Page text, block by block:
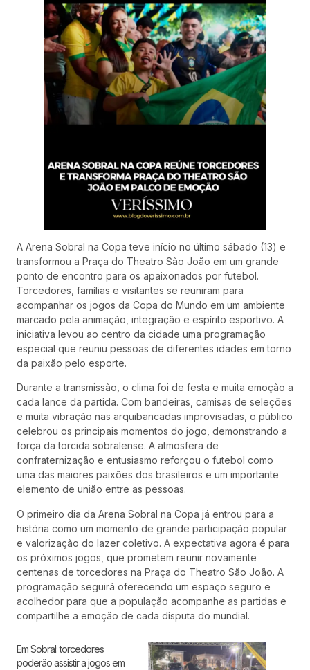
A Arena Sobral na Copa teve início no último sábado (13) e
transformou a Praça do Theatro São João em um grande
ponto de encontro para os apaixonados por futebol.
Torcedores, famílias e visitantes se reuniram para
acompanhar os jogos da Copa do Mundo em um ambiente
marcado pela animação, integração e espírito esportivo. A
iniciativa levou ao centro da cidade uma programação
especial que reuniu pessoas de diferentes idades em torno
da paixão pelo esporte.
Durante a transmissão, o clima foi de festa e muita emoção a
cada lance da partida. Com bandeiras, camisas de seleções
e muita vibração nas arquibancadas improvisadas, o público
celebrou os principais momentos do jogo, demonstrando a
força da torcida sobralense. A atmosfera de
confraternização e entusiasmo reforçou o futebol como
uma das maiores paixões dos brasileiros e um importante
elemento de união entre as pessoas.
O primeiro dia da Arena Sobral na Copa já entrou para a
história como um momento de grande participação popular
e valorização do lazer coletivo. A expectativa agora é para
os próximos jogos, que prometem reunir novamente
centenas de torcedores na Praça do Theatro São João. A
programação seguirá oferecendo um espaço seguro e
acolhedor para que a população acompanhe as partidas e
compartilhe a emoção de cada disputa do mundial.
Em Sobral: torcedores
poderão assistir a jogos em